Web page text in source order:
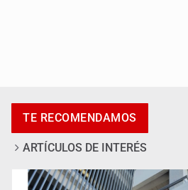
TE RECOMENDAMOS
ARTÍCULOS DE INTERÉS